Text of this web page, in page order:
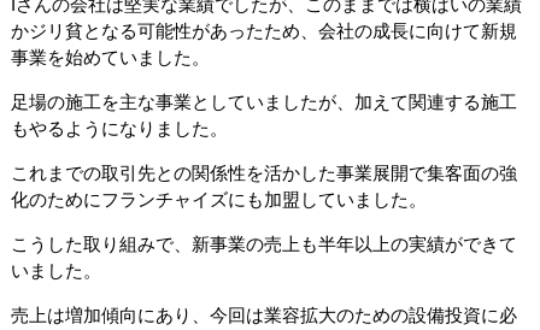
Iさんの会社は堅実な業績でしたが、このままでは横ばいの業績
かジリ貧となる可能性があったため、会社の成長に向けて新規
事業を始めていました。
足場の施工を主な事業としていましたが、加えて関連する施工
もやるようになりました。
これまでの取引先との関係性を活かした事業展開で集客面の強
化のためにフランチャイズにも加盟していました。
こうした取り組みで、新事業の売上も半年以上の実績ができて
いました。
売上は増加傾向にあり、今回は業容拡大のための設備投資に必